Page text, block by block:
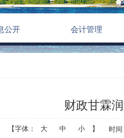
公开 会计管理
财政甘霖
【字体： 大 中 小 】 时